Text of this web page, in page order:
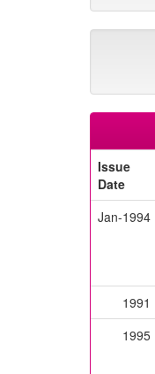
Issue
Date
Jan-1994
1991
1995